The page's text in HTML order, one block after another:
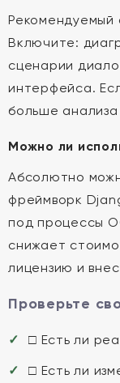
Рекомендуемый
Включите:
сценарии
интерфейса.
больше
Можно ли
Абсолютно
фреймворк
под процессы
снижает
лицензию и
Проверьте
□ Есть ли
□ Есть ли